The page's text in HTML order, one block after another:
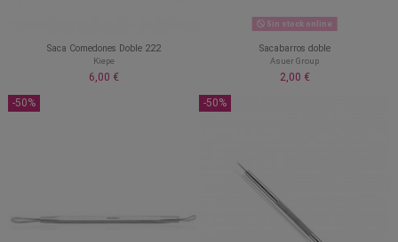
Saca Comedones Doble 222
Kiepe
6,00 €
Sin stock online
Sacabarros doble
Asuer Group
2,00 €
-50% -50%